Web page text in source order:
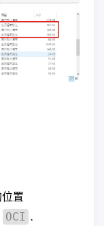
置
OCI .